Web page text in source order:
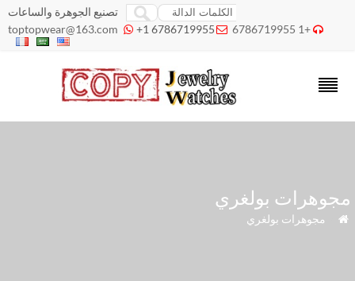
تصنيع الجوهرة والساعات
+1 6786719955

toptopwear@163.com  +1 6786719955
بولغري
»مجوهرات بولغري